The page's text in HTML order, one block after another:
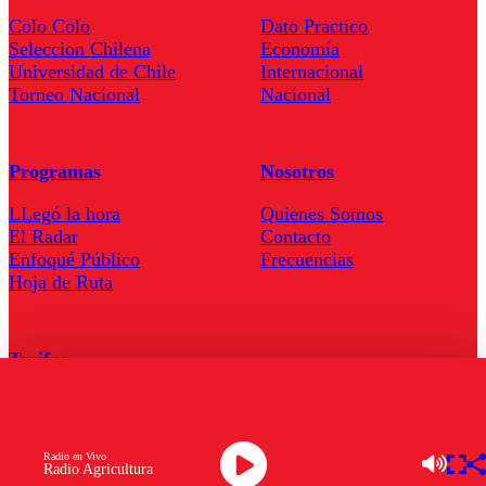
Radio Agricultura
Radio en Vivo
Colo Colo
Seleccion Chilena
Universidad de Chile
Torneo Nacional
Dato Practico
Economía
Internacional
Nacional
Programas
LLegó la hora
El Radar
Enfoqué Público
Hoja de Ruta
Nosotros
Quienes Somos
Contacto
Frecuencias
Tarifas